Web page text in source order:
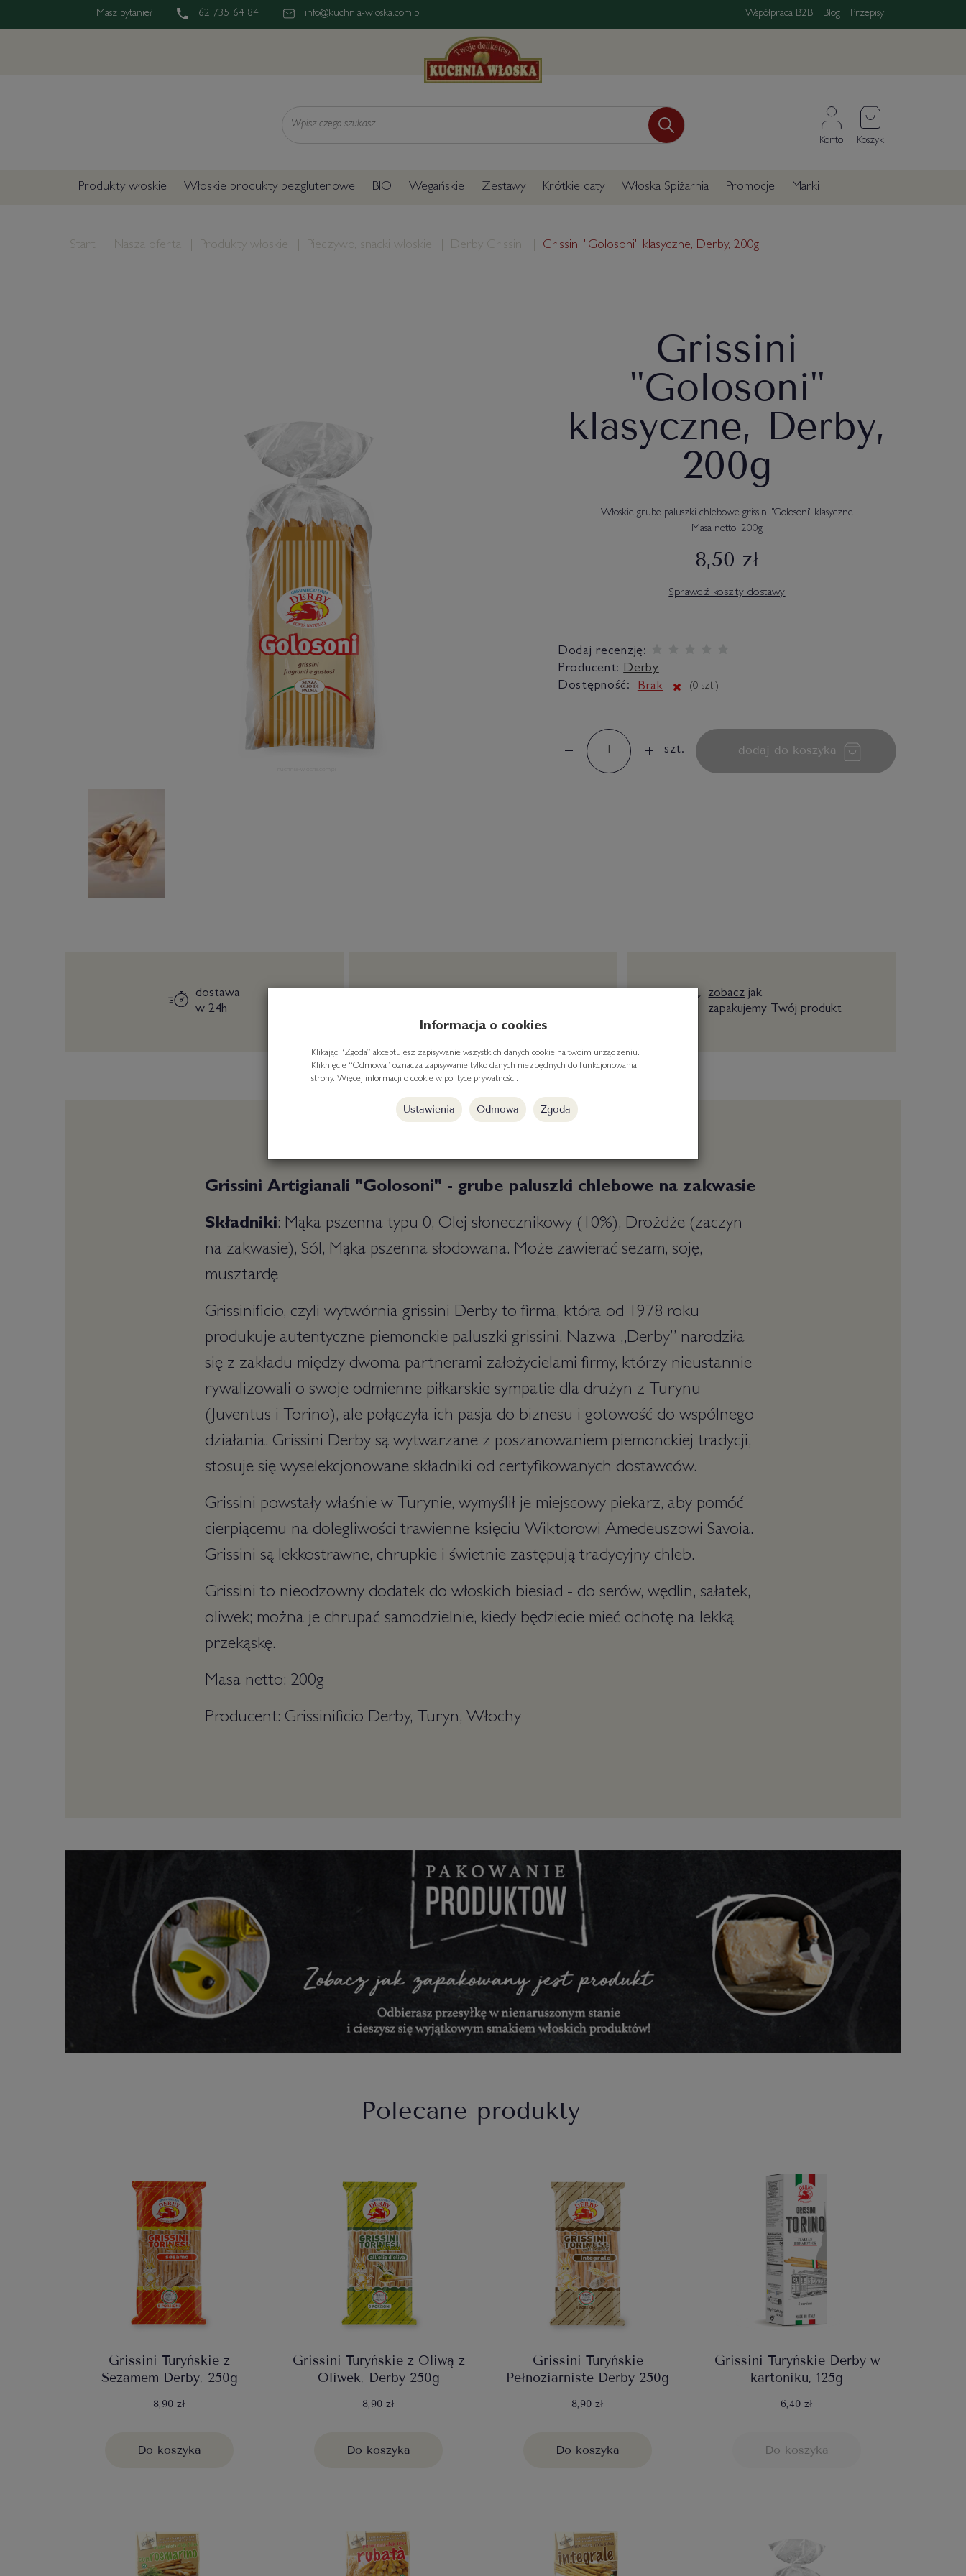
Masz pytanie? 62 735 64 84 info@kuchnia-wloska.com.pl Współpraca B2B Blog Przepisy
Konto Koszyk
Produkty włoskie Włoskie produkty bezglutenowe BIO Wegańskie Zestawy Krótkie daty Włoska Spiżarnia Promocje Marki
Start Nasza oferta Produkty włoskie Pieczywo, snacki włoskie Derby Grissini Grissini "Golosoni" klasyczne, Derby, 200g
Grissini
"Golosoni"
klasyczne, Derby,
200g
Włoskie grube paluszki chlebowe grissini "Golosoni" klasyczne
Masa netto: 200g
8,50 zł
Sprawdź koszty dostawy
Dodaj recenzję:
Producent: Derby
Dostępność:
Brak (0 szt.)
szt. dodaj do koszyka
dostawa
w 24h
zobaczjak
zapakujemy Twój produkt
Grissini Artigianali "Golosoni" - grube paluszki chlebowe na zakwasie
Składniki: Mąka pszenna typu 0, Olej słonecznikowy (10%), Drożdże (zaczyn
na zakwasie), Sól, Mąka pszenna słodowana. Może zawierać sezam, soję,
musztardę
Grissinificio, czyli wytwórnia grissini Derby to firma, która od 1978 roku
produkuje autentyczne piemonckie paluszki grissini. Nazwa „Derby” narodziła
się z zakładu między dwoma partnerami założycielami firmy, którzy nieustannie
rywalizowali o swoje odmienne piłkarskie sympatie dla drużyn z Turynu
(Juventus i Torino), ale połączyła ich pasja do biznesu i gotowość do wspólnego
działania. Grissini Derby są wytwarzane z poszanowaniem piemonckiej tradycji,
stosuje się wyselekcjonowane składniki od certyfikowanych dostawców.
Grissini powstały właśnie w Turynie, wymyślił je miejscowy piekarz, aby pomóć
cierpiącemu na dolegliwości trawienne księciu Wiktorowi Amedeuszowi Savoia.
Grissini są lekkostrawne, chrupkie i świetnie zastępują tradycyjny chleb.
Grissini to nieodzowny dodatek do włoskich biesiad - do serów, wędlin, sałatek,
oliwek; można je chrupać samodzielnie, kiedy będziecie mieć ochotę na lekką
przekąskę.
Masa netto: 200g
Producent: Grissinificio Derby, Turyn, Włochy
Polecane produkty
Grissini Turyńskie z
Sezamem Derby, 250g
8,90 zł
Do koszyka
Grissini Turyńskie z Oliwą z
Oliwek, Derby 250g
8,90 zł
Do koszyka
Grissini Turyńskie
Pełnoziarniste Derby 250g
8,90 zł
Do koszyka
Grissini Turyńskie Derby w
kartoniku, 125g
6,40 zł
Do koszyka
Informacja o cookies
Klikając “Zgoda” akceptujesz zapisywanie wszystkich danych cookie na twoim urządzeniu.
Kliknięcie “Odmowa” oznacza zapisywanie tylko danych niezbędnych do funkcjonowania
strony. Więcej informacji o cookie w polityce prywatności.
Ustawienia Odmowa Zgoda